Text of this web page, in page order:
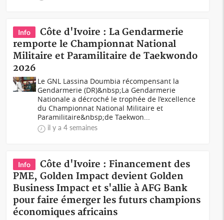
Info
Côte d'Ivoire : La Gendarmerie
remporte le Championnat National
Militaire et Paramilitaire de Taekwondo
2026
Le GNL Lassina Doumbia récompensant la
Gendarmerie (DR)&nbsp;La Gendarmerie
Nationale a décroché le trophée de l’excellence
du Championnat National Militaire et
Paramilitaire&nbsp;de Taekwon...
il y a 4 semaines
Info
Côte d'Ivoire : Financement des
PME, Golden Impact devient Golden
Business Impact et s'allie à AFG Bank
pour faire émerger les futurs champions
économiques africains